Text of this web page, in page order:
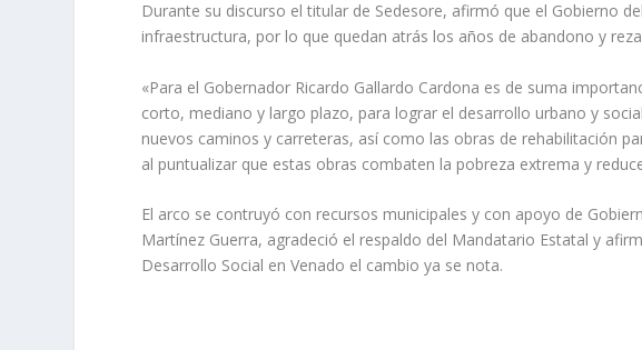
Durante su discurso el titular de Sedesore, afirmó que el Gobierno
infraestructura, por lo que quedan atrás los años de abandono y
«Para el Gobernador Ricardo Gallardo Cardona es de suma
corto, mediano y largo plazo, para lograr el desarrollo urbano y
nuevos caminos y carreteras, así como las obras de rehabilitación
al puntualizar que estas obras combaten la pobreza extrema y
El arco se contruyó con recursos municipales y con apoyo de
Martínez Guerra, agradeció el respaldo del Mandatario Estatal y
Desarrollo Social en Venado el cambio ya se nota.